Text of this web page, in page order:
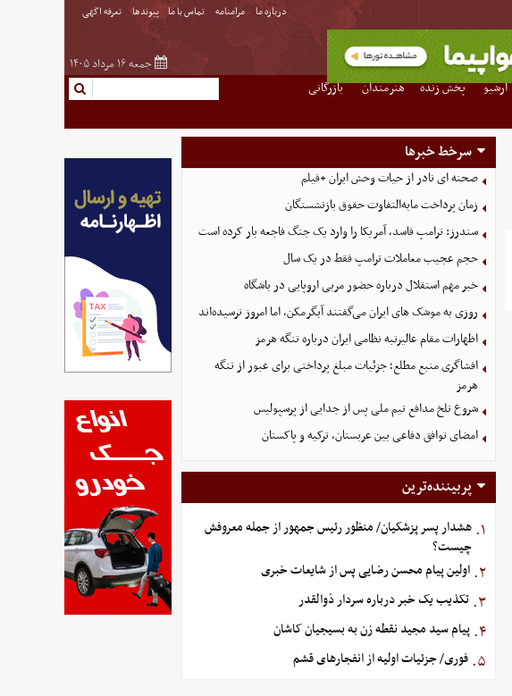
درباره ما مرامنامه تماس با ما پیوندها تعرفه اگهی
جمعه ۱۶ مرداد ۱۴۰۵
آرشیو پخش زنده هنرمندان
بازرگانی
سرخط خبرها
صحنه ای نادر از حیات وحش ایران +فیلم
زمان پرداخت مابه‌التفاوت حقوق بازنشستگان
سندرز: ترامپ فاسد، آمریکا را وارد یک جنگ فاجعه بار کرده است
حجم عجیب معاملات ترامپ فقط در یک سال
خبر مهم استقلال درباره حضور مربی اروپایی در باشگاه
روزی به موشک‌ های ایران می‌گفتند آبگرمکن، اما امروز ترسیده‌اند
اظهارات مقام عالیرتبه نظامی ایران درباره تنگه هرمز
افشاگری منبع مطلع؛ جزئیات مبلغ پرداختی برای عبور از تنگه
هرمز
شروع تلخ مدافع تیم ملی پس از جدایی از پرسپولیس
امضای توافق دفاعی بین عربستان، ترکیه و پاکستان
پربیننده‌ترین
۱. هشدار پسر پزشکیان/ منظور رئیس جمهور از جمله معروفش
چیست؟
۲. اولین پیام محسن رضایی پس از شایعات خبری
۳. تکذیب یک خبر درباره سردار ذوالقدر
۴. پیام سید مجید نقطه زن به بسیجیان کاشان
۵. فوری/ جزئیات اولیه از انفجارهای قشم